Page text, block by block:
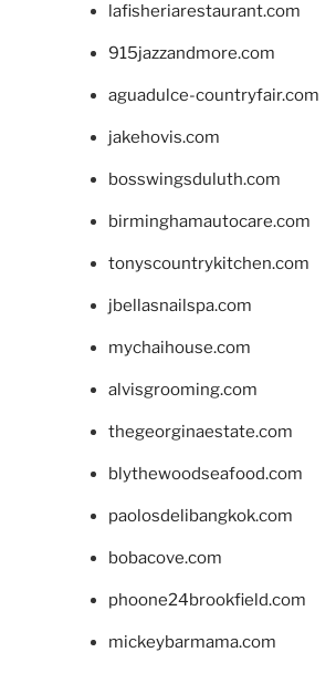
lafisheriarestaurant.com
915jazzandmore.com
aguadulce-countryfair.com
jakehovis.com
bosswingsduluth.com
birminghamautocare.com
tonyscountrykitchen.com
jbellasnailspa.com
mychaihouse.com
alvisgrooming.com
thegeorginaestate.com
blythewoodseafood.com
paolosdelibangkok.com
bobacove.com
phoone24brookfield.com
mickeybarmama.com